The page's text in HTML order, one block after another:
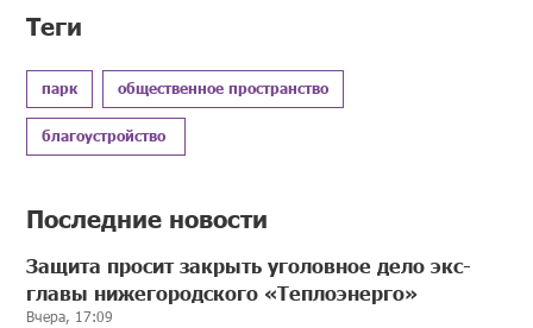
Теги
парк общественное пространство
благоустройство
Последние новости
Защита просит закрыть уголовное дело экс-
главы нижегородского «Теплоэнерго»
Вчера, 17:09